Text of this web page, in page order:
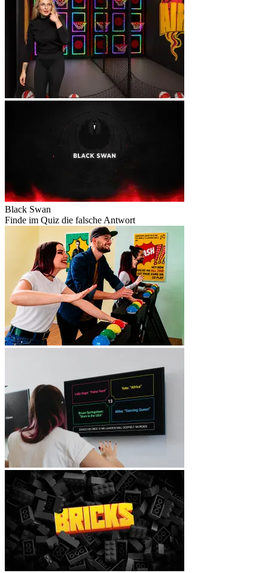
Black Swan
Finde im Quiz die falsche Antwort